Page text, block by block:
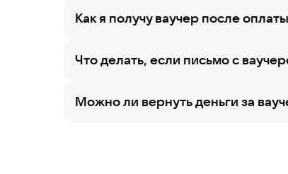
Как я получу ваучер после
Что делать, если письмо с
Можно ли вернуть деньги за